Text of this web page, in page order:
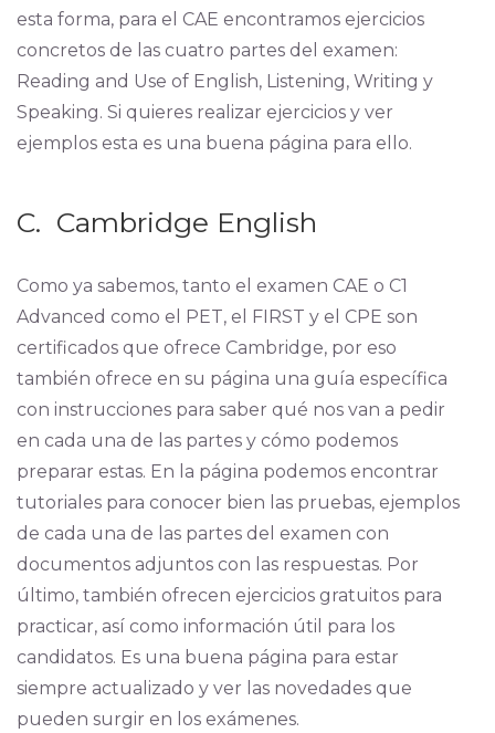
esta forma, para el CAE encontramos ejercicios
concretos de las cuatro partes del examen:
Reading and Use of English, Listening, Writing y
Speaking. Si quieres realizar ejercicios y ver
ejemplos esta es una buena página para ello.
C. Cambridge English
Como ya sabemos, tanto el examen CAE o C1
Advanced como el PET, el FIRST y el CPE son
certificados que ofrece Cambridge, por eso
también ofrece en su página una guía específica
con instrucciones para saber qué nos van a pedir
en cada una de las partes y cómo podemos
preparar estas. En la página podemos encontrar
tutoriales para conocer bien las pruebas, ejemplos
de cada una de las partes del examen con
documentos adjuntos con las respuestas. Por
último, también ofrecen ejercicios gratuitos para
practicar, así como información útil para los
candidatos. Es una buena página para estar
siempre actualizado y ver las novedades que
pueden surgir en los exámenes.